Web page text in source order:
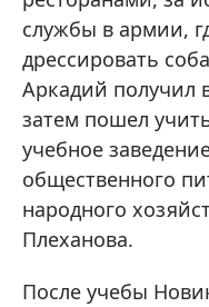
службы в армии,
дрессировать
Аркадий получил
затем пошел
учебное
общественного
народного
Плеханова.
После учебы